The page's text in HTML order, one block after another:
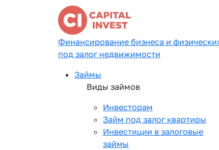
Финансирование бизнеса и
под залог недвижимости
Займы
Виды займов
Инвесторам
Займ под залог квартиры
Инвестиции в залоговые
займы